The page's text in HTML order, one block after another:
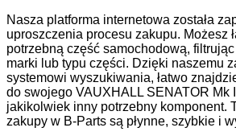
Nasza platforma internetowa została
uproszczenia procesu zakupu. Możesz
potrzebną część samochodową, filtrując
marki lub typu części. Dzięki naszemu
systemowi wyszukiwania, łatwo
do swojego VAUXHALL SENATOR Mk
jakikolwiek inny potrzebny komponent.
zakupy w B-Parts są płynne, szybkie i